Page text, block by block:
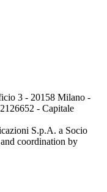
3 - 20158 Milano -
- Capitale
S.p.A. a Socio
coordination by